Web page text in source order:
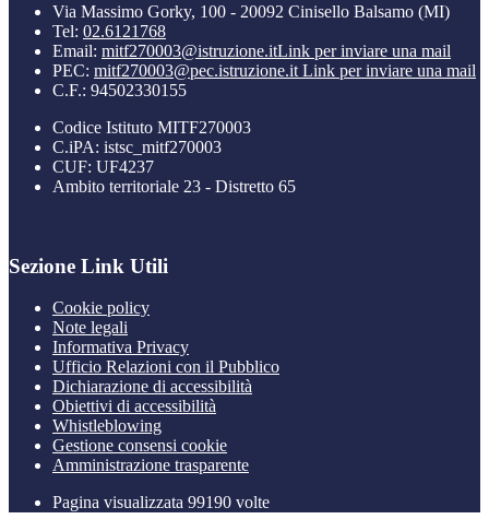
Via Massimo Gorky, 100 - 20092 Cinisello Balsamo (MI)
Tel: 02.6121768
Email: mitf270003@istruzione.itLink per inviare una mail
PEC: mitf270003@pec.istruzione.it Link per inviare una mail
C.F.: 94502330155
Codice Istituto MITF270003
C.iPA: istsc_mitf270003
CUF: UF4237
Ambito territoriale 23 - Distretto 65
Sezione Link Utili
Cookie policy
Note legali
Informativa Privacy
Ufficio Relazioni con il Pubblico
Dichiarazione di accessibilità
Obiettivi di accessibilità
Whistleblowing
Gestione consensi cookie
Amministrazione trasparente
Pagina visualizzata 99190 volte